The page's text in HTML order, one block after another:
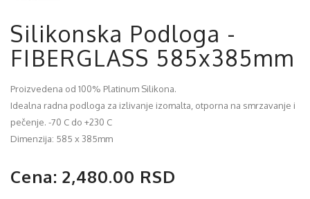
Silikonska Podloga -
FIBERGLASS 585x385mm
Proizvedena od 100% Platinum Silikona.
Idealna radna podloga za izlivanje izomalta, otporna na smrzavanje i
pečenje. -70 C do +230 C
Dimenzija: 585 x 385mm
Cena: 2,480.00 RSD